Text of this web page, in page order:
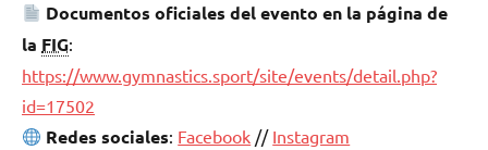
Documentos oficiales del evento en la página de
la FIG:
https://www.gymnastics.sport/site/events/detail.php?
id=17502
Redes sociales: Facebook // Instagram